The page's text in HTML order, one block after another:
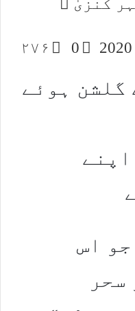
کنزیٰ
0 ۲۷۶
گلشن ہوئے
اس